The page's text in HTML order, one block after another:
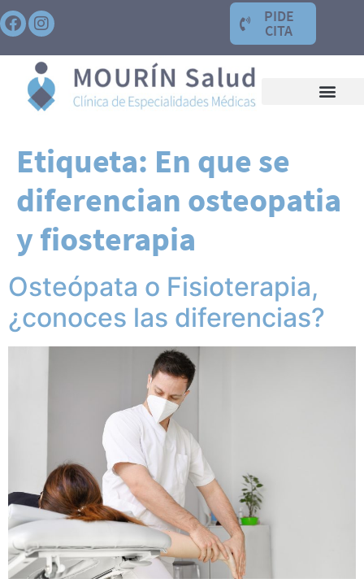
PIDE
CITA
Etiqueta: En que se
diferencian osteopatia
y fiosterapia
Osteópata o Fisioterapia,
¿conoces las diferencias?